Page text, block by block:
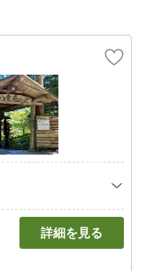
詳細を見る